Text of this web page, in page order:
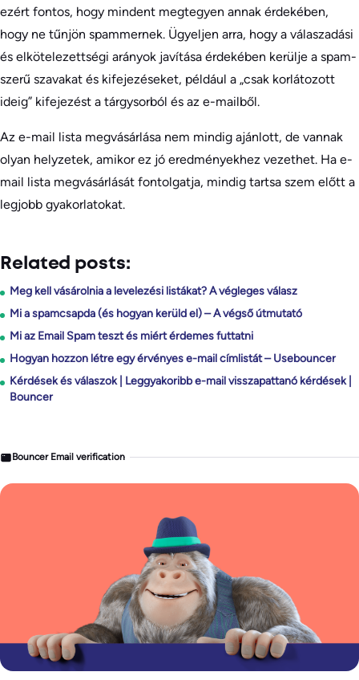
ezért fontos, hogy mindent megtegyen annak érdekében,
hogy ne tűnjön spammernek. Ügyeljen arra, hogy a válaszadási
és elkötelezettségi arányok javítása érdekében kerülje a spam-
szerű szavakat és kifejezéseket, például a „csak korlátozott
ideig” kifejezést a tárgysorból és az e-mailből.
Az e-mail lista megvásárlása nem mindig ajánlott, de vannak
olyan helyzetek, amikor ez jó eredményekhez vezethet. Ha e-
mail lista megvásárlását fontolgatja, mindig tartsa szem előtt a
legjobb gyakorlatokat.
Related posts:
Meg kell vásárolnia a levelezési listákat? A végleges válasz
Mi a spamcsapda (és hogyan kerüld el) – A végső útmutató
Mi az Email Spam teszt és miért érdemes futtatni
Hogyan hozzon létre egy érvényes e-mail címlistát – Usebouncer
Kérdések és válaszok | Leggyakoribb e-mail visszapattanó kérdések |
Bouncer
Bouncer Email verification